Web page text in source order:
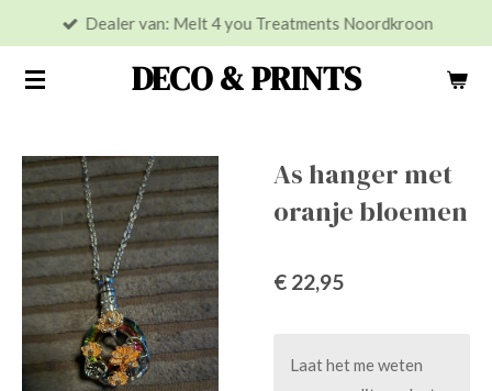
naar
DECO & PRINTS
Dealer van: Melt 4 you Treatments Noordkroon
As hanger met
oranje bloemen
€ 22,95
Laat het me weten